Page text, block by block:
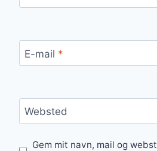
E-mail *
Websted
Gem mit navn, mail og